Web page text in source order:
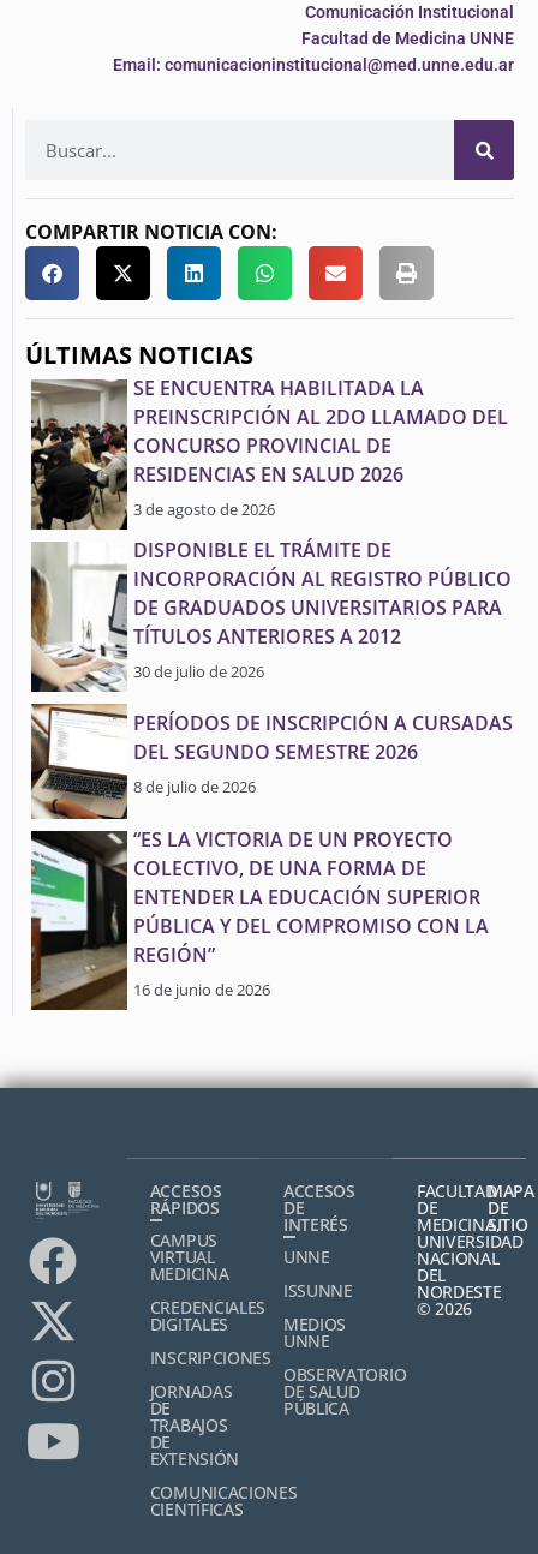
Comunicación Institucional
Facultad de Medicina UNNE
Email: comunicacioninstitucional@med.unne.edu.ar
COMPARTIR NOTICIA CON:
ÚLTIMAS NOTICIAS
SE ENCUENTRA HABILITADA LA
PREINSCRIPCIÓN AL 2DO LLAMADO DEL
CONCURSO PROVINCIAL DE
RESIDENCIAS EN SALUD 2026
3 de agosto de 2026
DISPONIBLE EL TRÁMITE DE
INCORPORACIÓN AL REGISTRO PÚBLICO
DE GRADUADOS UNIVERSITARIOS PARA
TÍTULOS ANTERIORES A 2012
30 de julio de 2026
PERÍODOS DE INSCRIPCIÓN A CURSADAS
DEL SEGUNDO SEMESTRE 2026
8 de julio de 2026
“ES LA VICTORIA DE UN PROYECTO
COLECTIVO, DE UNA FORMA DE
ENTENDER LA EDUCACIÓN SUPERIOR
PÚBLICA Y DEL COMPROMISO CON LA
REGIÓN”
16 de junio de 2026
ACCESOS
RÁPIDOS
CAMPUS
VIRTUAL
MEDICINA
CREDENCIALES
DIGITALES
INSCRIPCIONES
JORNADAS
DE
TRABAJOS
DE
EXTENSIÓN
COMUNICACIONES
CIENTÍFICAS
ACCESOS
DE
INTERÉS
UNNE
ISSUNNE
MEDIOS
UNNE
OBSERVATORIO
DE SALUD
PÚBLICA
FACULTAD
DE
MEDICINA,
UNIVERSIDAD
NACIONAL
DEL
NORDESTE
© 2026
MAPA
DE
SITIO